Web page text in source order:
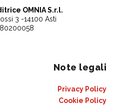
OMNIA S.r.l.
3 -14100 Asti
Note legali
Privacy Policy
Cookie Policy